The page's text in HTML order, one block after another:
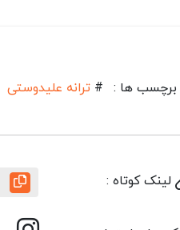
برچسب ها : # ترانه علیدوستی
لینک کوتاه :